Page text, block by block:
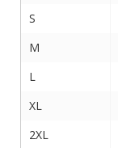
S
M
L
XL
2XL